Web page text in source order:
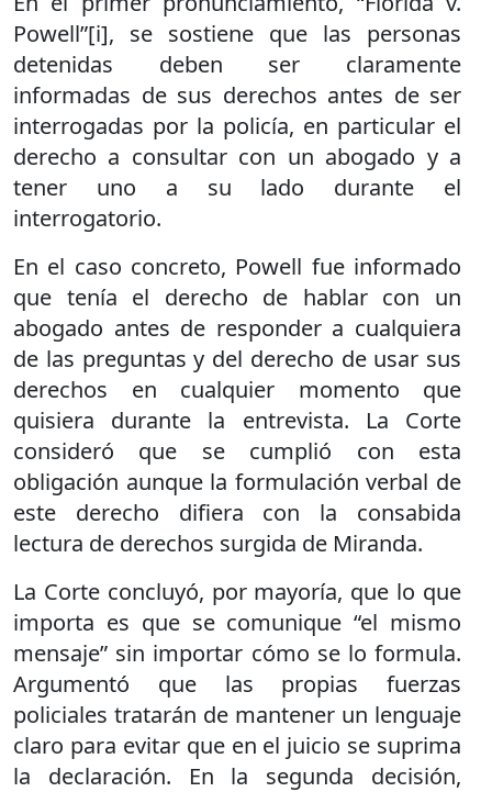
Powell”[i], se sostiene que las personas
detenidas deben ser claramente
informadas de sus derechos antes de ser
interrogadas por la policía, en particular el
derecho a consultar con un abogado y a
tener uno a su lado durante el
interrogatorio.
En el caso concreto, Powell fue informado
que tenía el derecho de hablar con un
abogado antes de responder a cualquiera
de las preguntas y del derecho de usar sus
derechos en cualquier momento que
quisiera durante la entrevista. La Corte
consideró que se cumplió con esta
obligación aunque la formulación verbal de
este derecho difiera con la consabida
lectura de derechos surgida de Miranda.
La Corte concluyó, por mayoría, que lo que
importa es que se comunique “el mismo
mensaje” sin importar cómo se lo formula.
Argumentó que las propias fuerzas
policiales tratarán de mantener un lenguaje
claro para evitar que en el juicio se suprima
la declaración. En la segunda decisión,